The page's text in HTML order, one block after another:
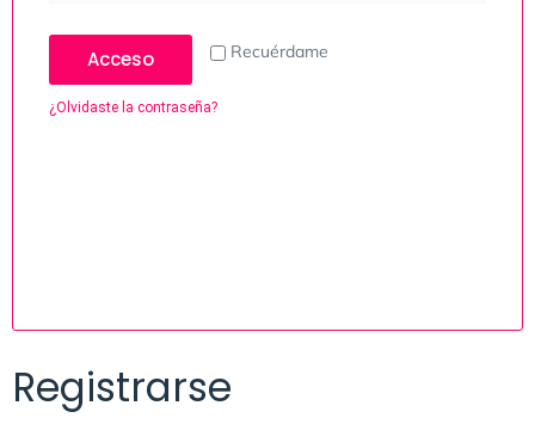
Recuérdame
Acceso
¿Olvidaste la contraseña?
Registrarse